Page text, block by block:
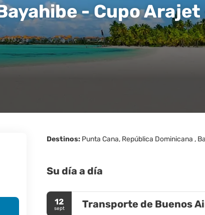
- Cupo
Destinos: Punta Cana, República Dominicana ,
Su día a día
12
sept Transporte de Buenos